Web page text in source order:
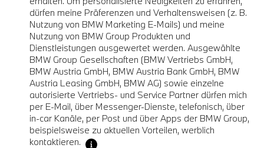
dürfen meine Präferenzen und Verhaltensweisen (z. B.
Nutzung von BMW Marketing E-Mails) und meine
Nutzung von BMW Group Produkten und
Dienstleistungen ausgewertet werden. Ausgewählte
BMW Group Gesellschaften (BMW Vertriebs GmbH,
BMW Austria GmbH, BMW Austria Bank GmbH, BMW
Austria Leasing GmbH, BMW AG) sowie einzelne
autorisierte Vertriebs- und Service Partner dürfen mich
per E-Mail, über Messenger-Dienste, telefonisch, über
in-car Kanäle, per Post und über Apps der BMW Group,
beispielsweise zu aktuellen Vorteilen, werblich
kontaktieren.